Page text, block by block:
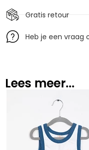
Gratis retour
Heb je een vraag
Lees meer...